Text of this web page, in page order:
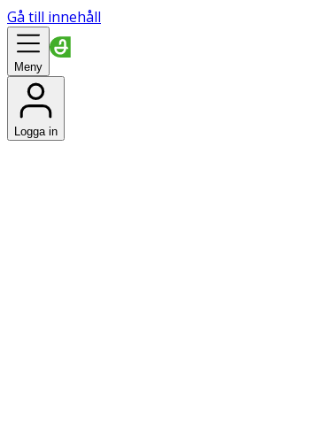
Gå till innehåll
Meny
Logga in